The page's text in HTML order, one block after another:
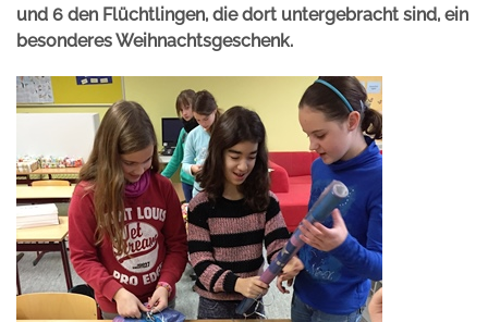
und 6 den Flüchtlingen, die dort untergebracht sind, ein
besonderes Weihnachtsgeschenk.